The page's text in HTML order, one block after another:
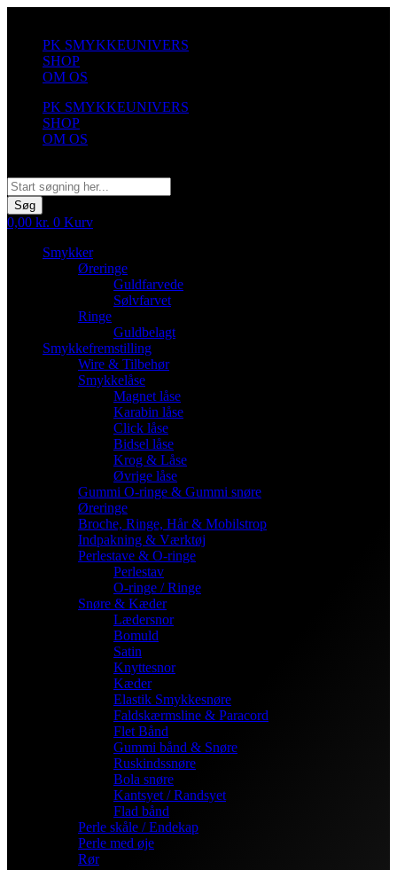
indholdPK SMYKKEUNIVERS
SHOP
OM OS
PK SMYKKEUNIVERS
SHOP
OM OS
Søg
0,00 kr. 0 Kurv
Smykker
Øreringe
Guldfarvede
Sølvfarvet
Ringe
Guldbelagt
Smykkefremstilling
Wire & Tilbehør
Smykkelåse
Magnet låse
Karabin låse
Click låse
Bidsel låse
Krog & Låse
Øvrige låse
Gummi O-ringe & Gummi snøre
Øreringe
Broche, Ringe, Hår & Mobilstrop
Indpakning & Værktøj
Perlestave & O-ringe
Perlestav
O-ringe / Ringe
Snøre & Kæder
Lædersnor
Bomuld
Satin
Knyttesnor
Kæder
Elastik Smykkesnøre
Faldskærmsline & Paracord
Flet Bånd
Gummi bånd & Snøre
Ruskindssnøre
Bola snøre
Kantsyet / Randsyet
Flad bånd
Perle skåle / Endekap
Perle med øje
Rør